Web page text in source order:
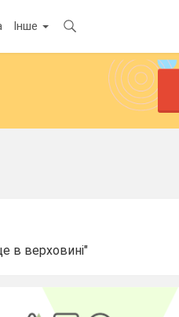
Інше
в верховині"